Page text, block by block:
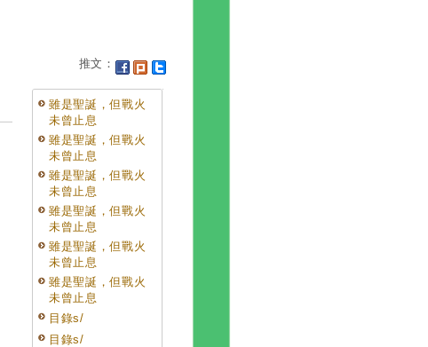
推文：
雖是聖誕，但戰火
未曾止息
雖是聖誕，但戰火
未曾止息
雖是聖誕，但戰火
未曾止息
雖是聖誕，但戰火
未曾止息
雖是聖誕，但戰火
未曾止息
雖是聖誕，但戰火
未曾止息
目錄s/
目錄s/